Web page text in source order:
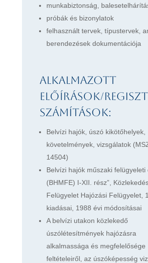
munkabiztonság,
próbák és bizonylatok
felhasznált tervek, típustervek,
berendezések dokumentációja
Alkalmazott
előírások/
számítások:
Belvízi hajók, úszó kikötőhelyek,
követelmények, vizsgálatok
14504)
Belvízi hajók műszaki felügyeleti
(BHMFE) I-XII. rész”,
Felügyelet Hajózási Felügyelet,
kiadásai, 1988 évi módosításai
A belvízi utakon közlekedő
úszólétesítmények hajózásra
alkalmassága és megfelelősége
feltételeiről, az úszóképesség